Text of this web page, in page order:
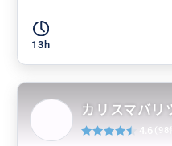
13h
カリスマバリ
4.6 (98